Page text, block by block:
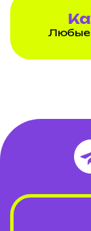
Любые